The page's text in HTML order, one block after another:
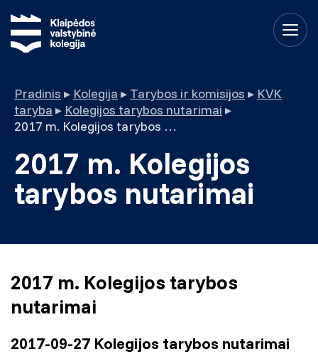
Pradinis ▸ Kolegija ▸ Tarybos ir komisijos ▸ KVK
taryba ▸ Kolegijos tarybos nutarimai ▸
2017 m. Kolegijos tarybos nutarimai
2017 m. Kolegijos
tarybos nutarimai
2017 m. Kolegijos tarybos
nutarimai
2017-09-27 Kolegijos tarybos nutarimai